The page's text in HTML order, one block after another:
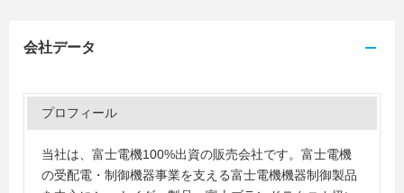
会社データ
プロフィール
当社は、富士電機100%出資の販売会社です。富士電機
の受配電・制御機器事業を支える富士電機機器制御製品